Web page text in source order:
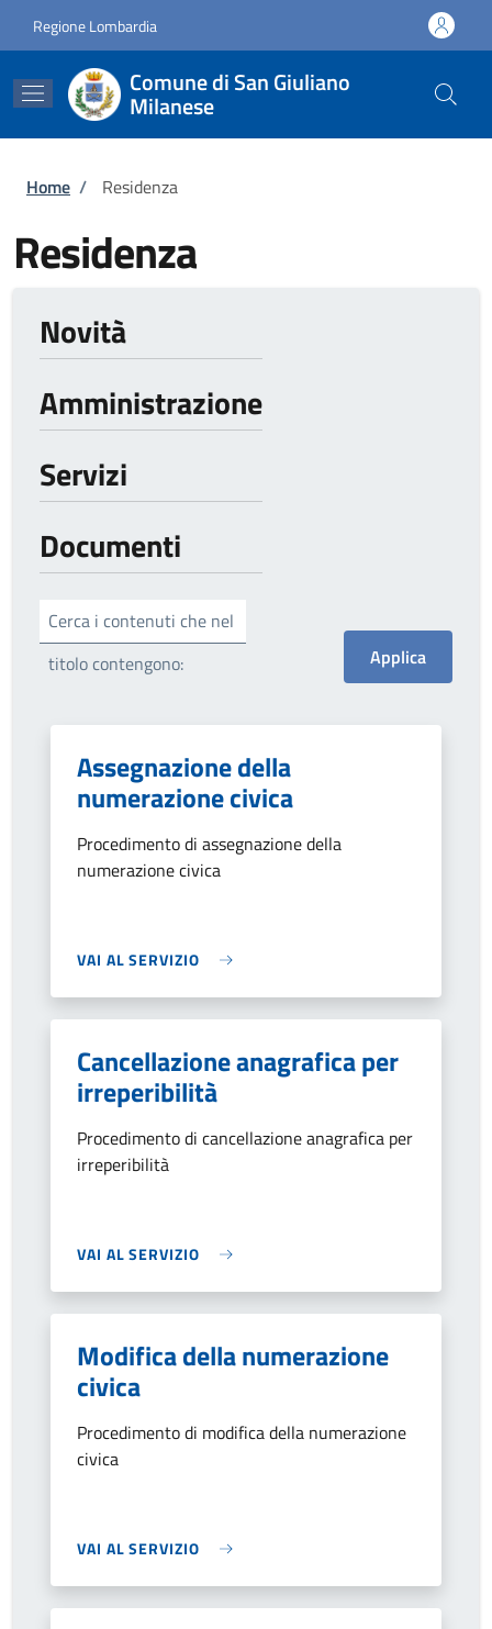
Regione Lombardia
Comune di San Giuliano
Milanese
Briciole di pane
Home / Residenza
Residenza
Novità
Amministrazione
Servizi
Documenti
Cerca i contenuti che nel
titolo contengono:
Assegnazione della
numerazione civica
Procedimento di assegnazione della
numerazione civica
VAI AL SERVIZIO
Cancellazione anagrafica per
irreperibilità
Procedimento di cancellazione anagrafica per
irreperibilità
VAI AL SERVIZIO
Modifica della numerazione
civica
Procedimento di modifica della numerazione
civica
VAI AL SERVIZIO